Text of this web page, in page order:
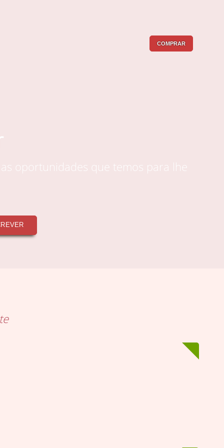
COMPRAR
oportunidades que temos para lhe